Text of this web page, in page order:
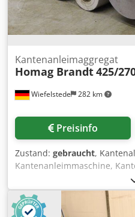
Wiefelstede 282 km
Kantenanleimaggregat
Homag Brandt425/
Preisinfo
Zustand: gebraucht,
Kantenanleimmaschine,
Schwabbelaggregat,